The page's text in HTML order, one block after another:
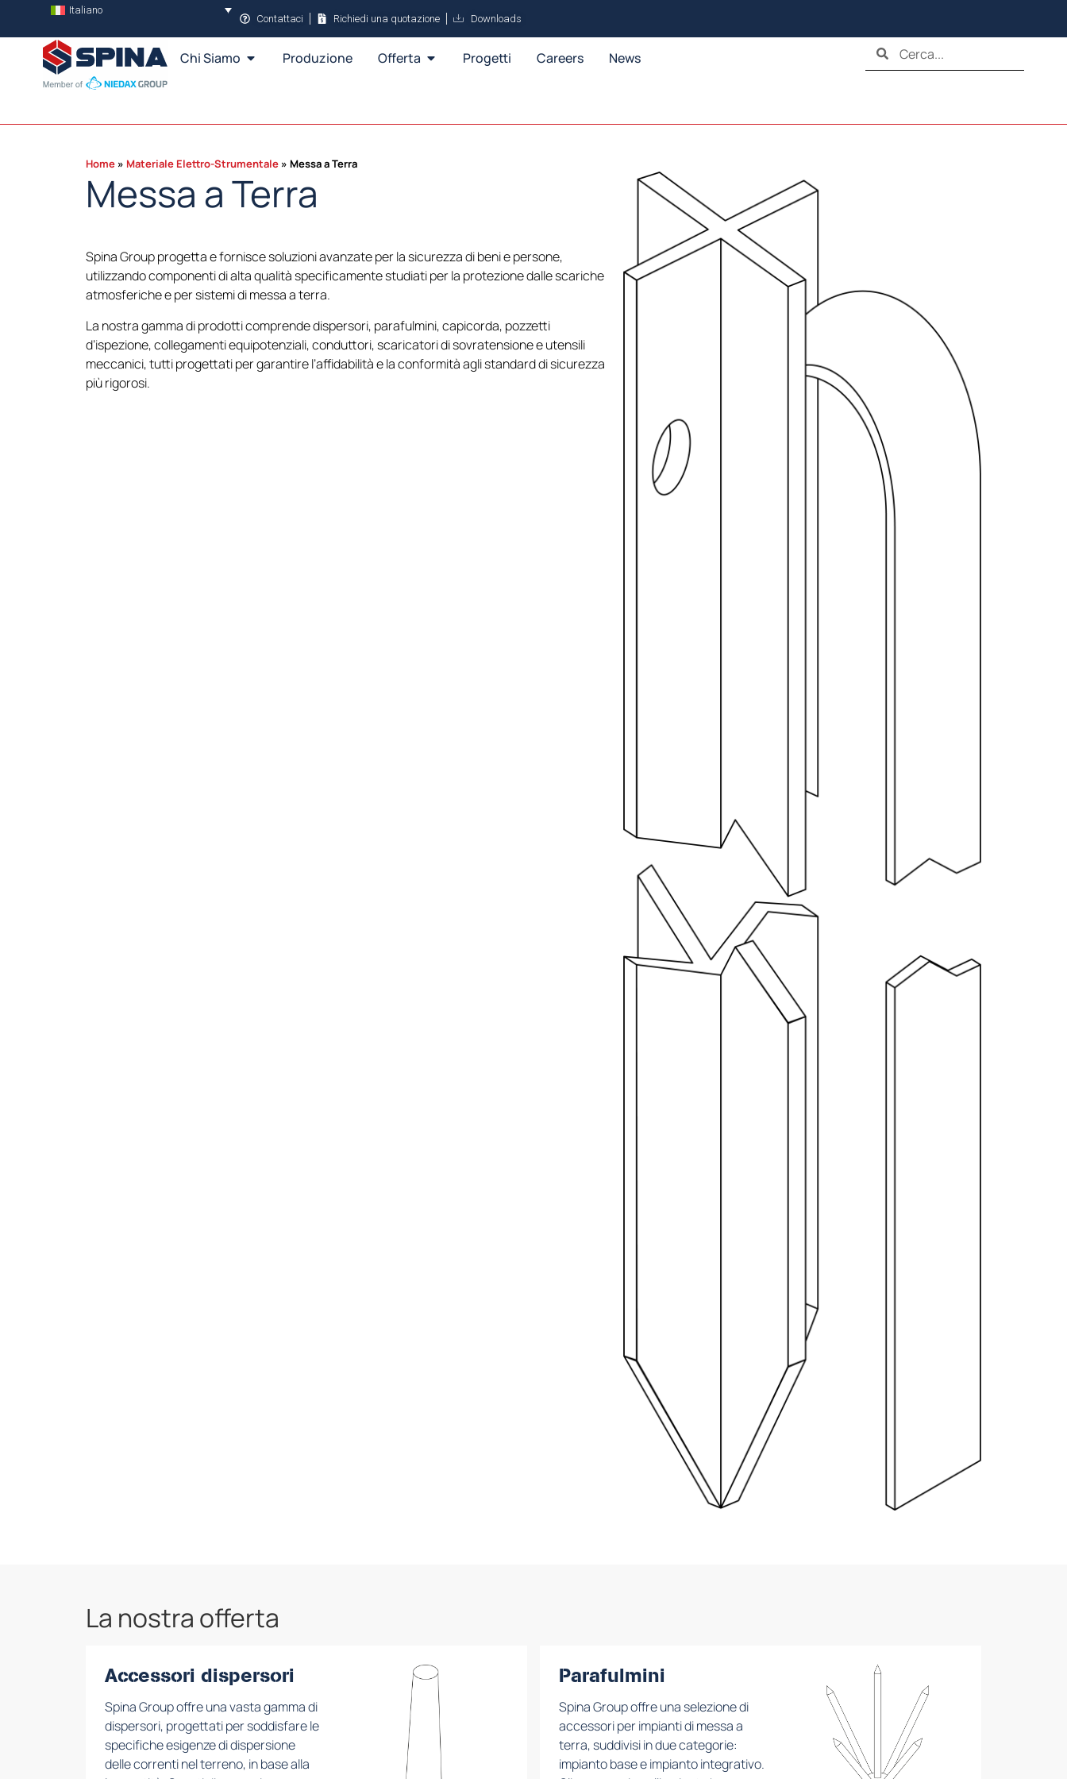
Italiano
Contattaci Richiedi una quotazione Downloads
Chi Siamo Produzione Offerta Progetti Careers News
Home Materiale Elettro-Strumentale Messa a Terra
Messa a Terra
Spina Group progetta e fornisce soluzioni avanzate per la sicurezza di beni e persone,
utilizzando componenti di alta qualità specificamente studiati per la protezione dalle scariche
atmosferiche e per sistemi di messa a terra.
La nostra gamma di prodotti comprende dispersori, parafulmini, capicorda, pozzetti
d’ispezione, collegamenti equipotenziali, conduttori, scaricatori di sovratensione e utensili
meccanici, tutti progettati per garantire l’affidabilità e la conformità agli standard di sicurezza
più rigorosi.
La nostra offerta
Accessori dispersori
Spina Group offre una vasta gamma di
dispersori, progettati per soddisfare le
specifiche esigenze di dispersione
delle correnti nel terreno, in base alla
Parafulmini
Spina Group offre una selezione di
accessori per impianti di messa a
terra, suddivisi in due categorie:
impianto base e impianto integrativo.